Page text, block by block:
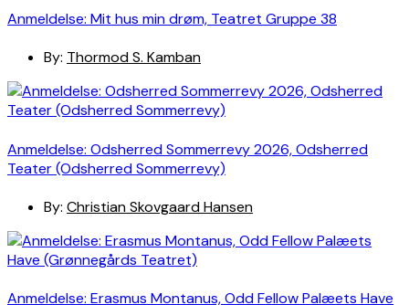
Anmeldelse: Mit hus min drøm, Teatret Gruppe 38
By: Thormod S. Kamban
Anmeldelse: Odsherred Sommerrevy 2026, Odsherred
Teater (Odsherred Sommerrevy)
By: Christian Skovgaard Hansen
Anmeldelse: Erasmus Montanus, Odd Fellow Palæets Have